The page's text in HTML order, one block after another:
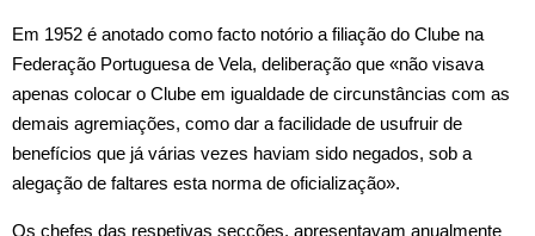
Em 1952 é anotado como facto notório a filiação do Clube na
Federação Portuguesa de Vela, deliberação que «não visava
apenas colocar o Clube em igualdade de circunstâncias com as
demais agremiações, como dar a facilidade de usufruir de
benefícios que já várias vezes haviam sido negados, sob a
alegação de faltares esta norma de oficialização».
Os chefes das respetivas secções, apresentavam anualmente